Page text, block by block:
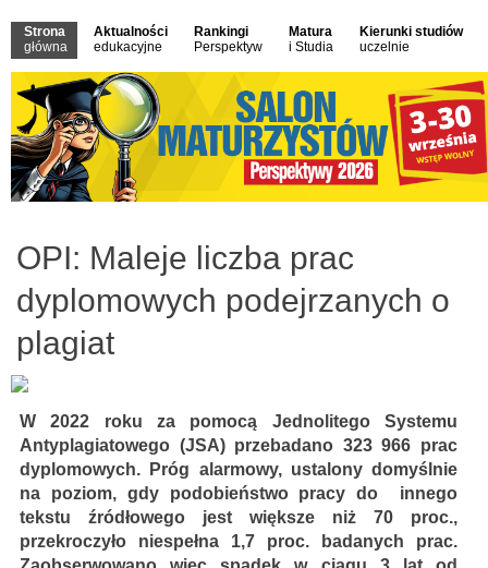
Strona
główna
Aktualności
edukacyjne
Rankingi
Perspektyw
Matura
i Studia
Kierunki studiów
uczelnie
OPI: Maleje liczba prac
dyplomowych podejrzanych o
plagiat
W 2022 roku za pomocą Jednolitego Systemu
Antyplagiatowego (JSA) przebadano 323 966 prac
dyplomowych. Próg alarmowy, ustalony domyślnie
na poziom, gdy podobieństwo pracy do innego
tekstu źródłowego jest większe niż 70 proc.,
przekroczyło niespełna 1,7 proc. badanych prac.